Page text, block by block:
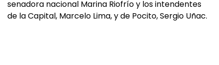
senadora nacional Marina Riofrío y los intendentes
de la Capital, Marcelo Lima, y de Pocito, Sergio Uñac.